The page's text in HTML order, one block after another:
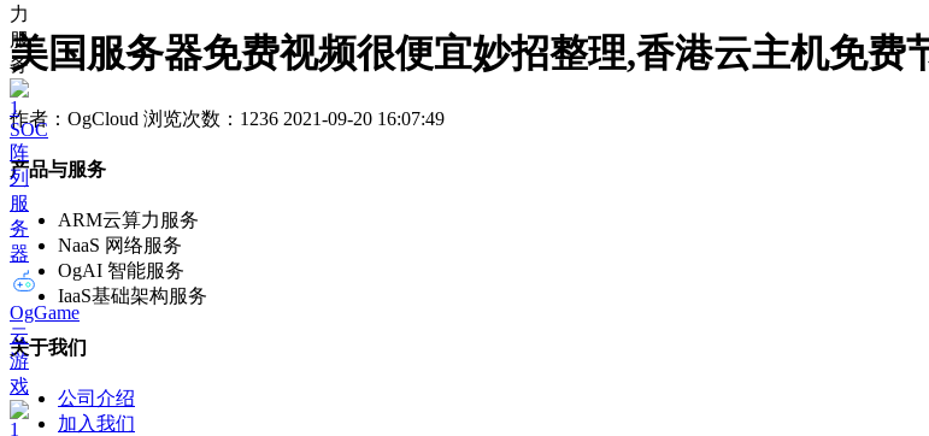
力
服
务
SOC
阵
列
服
务
器
OgGame
云
游
戏
美国服务器免费视频很便宜妙招整理,香港云主机免费
作者：OgCloud 浏览次数：1236 2021-09-20 16:07:49
产品与服务
ARM云算力服务
NaaS 网络服务
OgAI 智能服务
IaaS基础架构服务
关于我们
公司介绍
加入我们